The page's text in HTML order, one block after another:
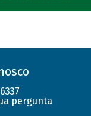
pergunta